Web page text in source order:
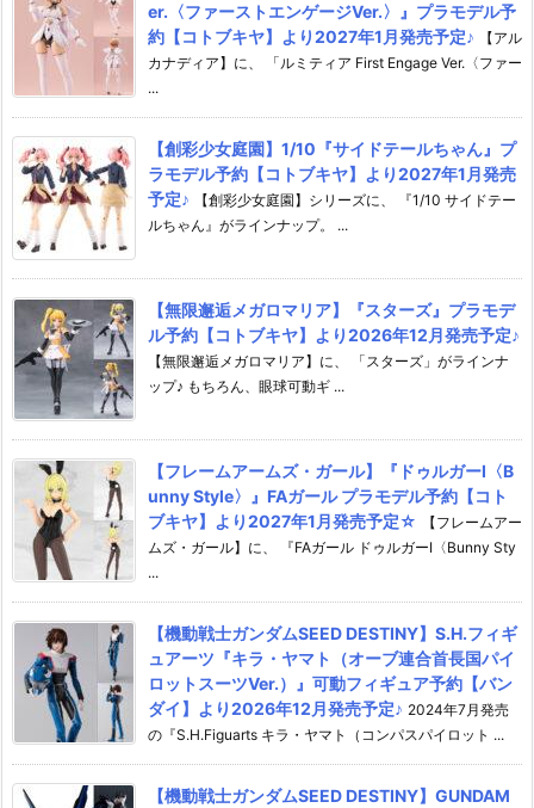
er.〈ファーストエンゲージVer.〉』プラモデル予
約【コトブキヤ】より2027年1月発売予定♪
【アル
カナディア】に、 「ルミティア First Engage Ver.〈ファー
...
【創彩少女庭園】1/10『サイドテールちゃん』プ
ラモデル予約【コトブキヤ】より2027年1月発売
予定♪
【創彩少女庭園】シリーズに、 『1/10 サイドテー
ルちゃん』がラインナップ。 ...
【無限邂逅メガロマリア】『スターズ』プラモデ
ル予約【コトブキヤ】より2026年12月発売予定♪
【無限邂逅メガロマリア】に、 「スターズ」がラインナ
ップ♪ もちろん、眼球可動ギ ...
【フレームアームズ・ガール】『ドゥルガーI〈B
unny Style〉』FAガール プラモデル予約【コト
ブキヤ】より2027年1月発売予定☆
【フレームアー
ムズ・ガール】に、 『FAガール ドゥルガーI〈Bunny Sty
...
【機動戦士ガンダムSEED DESTINY】S.H.フィギ
ュアーツ『キラ・ヤマト（オーブ連合首長国パイ
ロットスーツVer.）』可動フィギュア予約【バン
ダイ】より2026年12月発売予定♪ 2024年7月発売
の『S.H.Figuarts キラ・ヤマト（コンパスパイロット ...
【機動戦士ガンダムSEED DESTINY】GUNDAM